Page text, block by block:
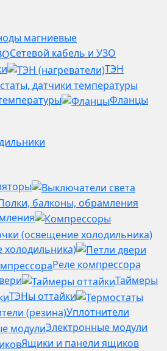
магниевые
Сетевой кабель и УЗО
ТЭН
Фланцы
Реле компрессора
Таймеры
ТЭНы оттайки
Уплотнители
Электронные модули
Ящики и панели ящиков